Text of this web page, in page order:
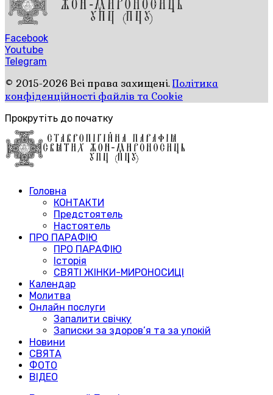
Facebook
Youtube
Telegram
© 2015-2026 Всі права захищені.Політика
конфіденційності файлів та Cookie
Прокрутіть до початку
Головна
КОНТАКТИ
Предстоятель
Настоятель
ПРО ПАРАФІЮ
ПРО ПАРАФІЮ
Історія
СВЯТІ ЖІНКИ-МИРОНОСИЦІ
Календар
Молитва
Онлайн послуги
Запалити свічку
Записки за здоров’я та за упокій
Новини
СВЯТА
ФОТО
ВІДЕО